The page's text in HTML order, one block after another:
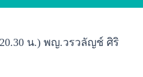
น.) พญ.วรวลัญช์ ศิริ